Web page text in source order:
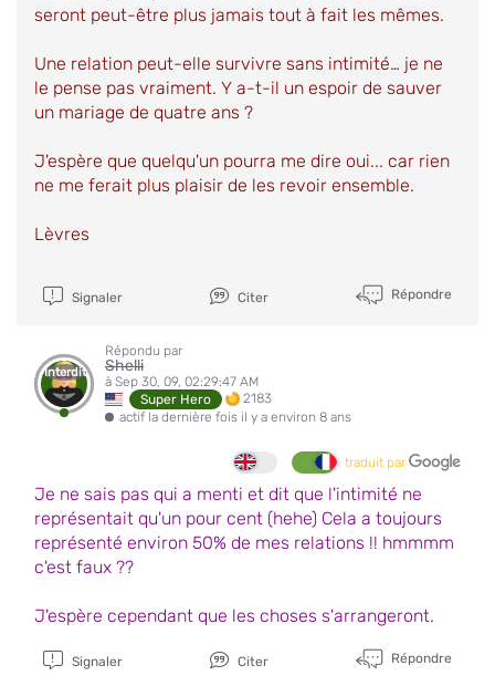
seront peut-être plus jamais tout à fait les mêmes.
Une relation peut-elle survivre sans intimité… je ne
le pense pas vraiment. Y a-t-il un espoir de sauver
un mariage de quatre ans ?
J'espère que quelqu'un pourra me dire oui... car rien
ne me ferait plus plaisir de les revoir ensemble.
Lèvres
Signaler Citer Répondre
Interdit
Répondu par
Shelli
à Sep 30, 09, 02:29:47 AM
Super Hero
2183
actif la dernière fois il y a environ 8 ans
traduit par
Je ne sais pas qui a menti et dit que l'intimité ne
représentait qu'un pour cent (hehe) Cela a toujours
représenté environ 50% de mes relations !! hmmmm
c'est faux ??
J'espère cependant que les choses s'arrangeront.
Signaler Citer Répondre